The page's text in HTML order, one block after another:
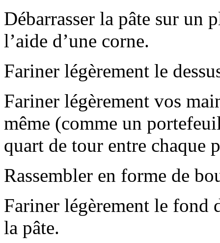
Débarrasser la pâte sur un
l’aide d’une corne.
Fariner légèrement le
Fariner légèrement vos
même (comme un
quart de tour entre chaque
Rassembler en forme de
Fariner légèrement le fond
la pâte.